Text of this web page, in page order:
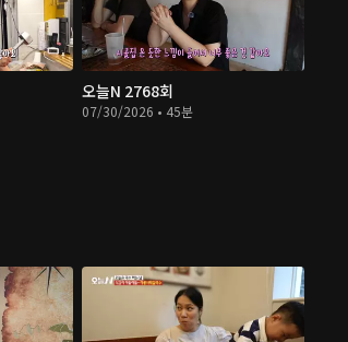
오늘N 2768회
07/30/2026 • 45분